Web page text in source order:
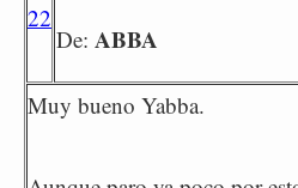
22
De: ABBA
Muy bueno Yabba.